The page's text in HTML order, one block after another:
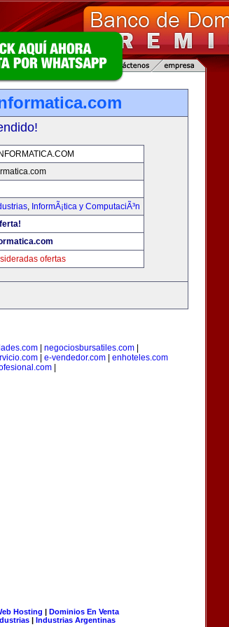
, InformÃ¡tica y ComputaciÃ³n
ofertas
negociosbursatiles.com
e-vendedor.com
enhoteles.com
Hosting | Dominios En Venta
| Industrias Argentinas